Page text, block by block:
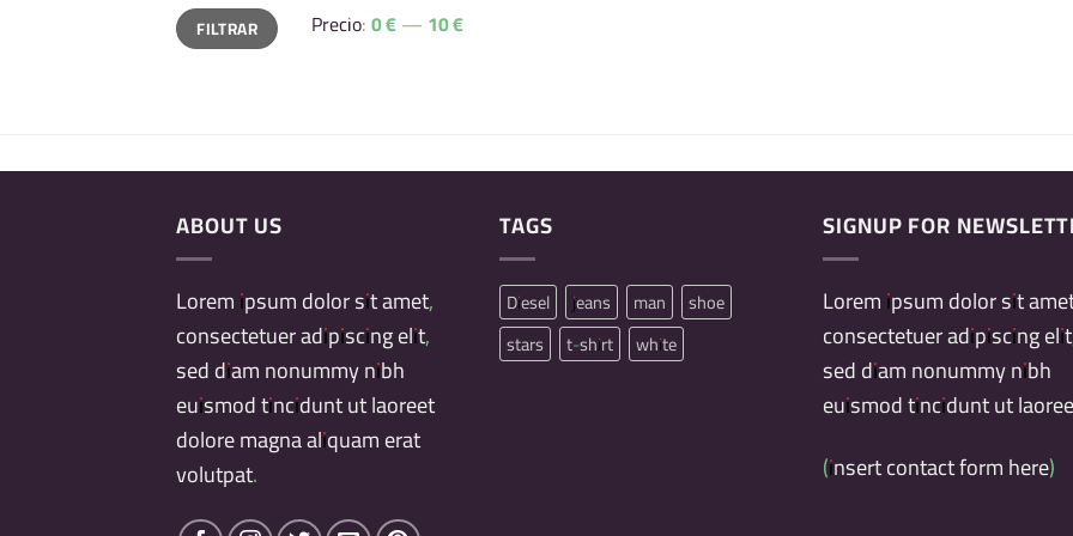
Precio
mínimo
Precio
máximo
FILTRAR Precio:0 €— 10 €
ABOUT US
Lorem ipsum dolor sit amet,
consectetuer adipiscing elit,
sed diam nonummy nibh
euismod tincidunt ut laoreet
dolore magna aliquam erat
volutpat.
TAGS
Diesel jeans man
shoe
stars
t-shirt white
SIGNUP FOR
Lorem ipsum dolor sit
consectetuer adipiscing
sed diam nonummy nibh
euismod tincidunt ut
(insert contact form here)